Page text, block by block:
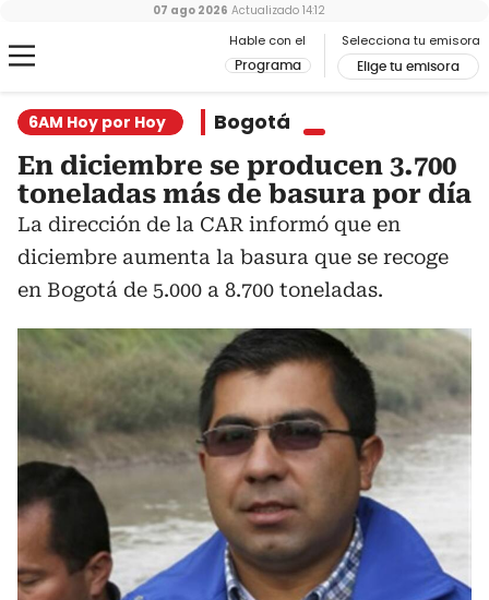
Hable con el
Programa
Selecciona tu emisora
Elige tu emisora
07 ago 2026 Actualizado 14:12
6AM Hoy por Hoy Bogotá
En diciembre se producen 3.700
toneladas más de basura por día
La dirección de la CAR informó que en
diciembre aumenta la basura que se recoge
en Bogotá de 5.000 a 8.700 toneladas.